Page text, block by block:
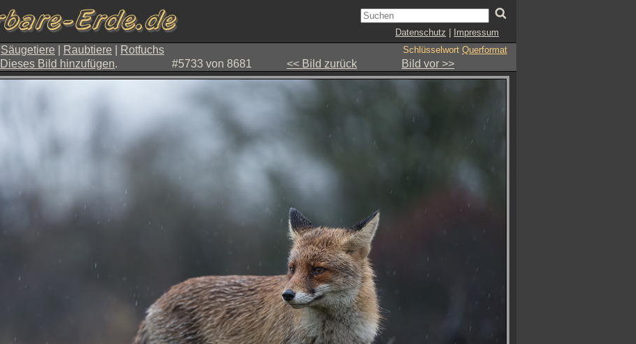
Datenschutz Impressum
Säugetiere Raubtiere Rotfuchs Schlüsselwort Querformat
Dieses Bild hinzufügen. #5733 von 8681 << Bild zurück Bild vor >>